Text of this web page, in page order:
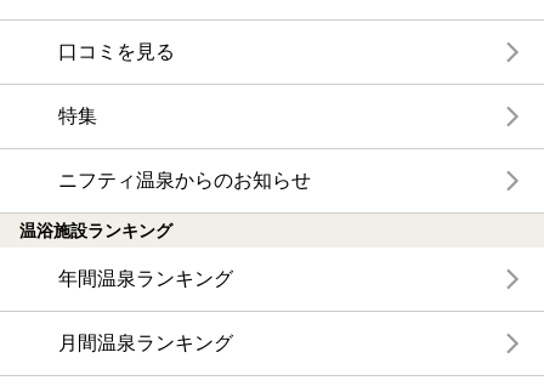
口コミを見る
特集
ニフティ温泉からのお知らせ
温浴施設ランキング
年間温泉ランキング
月間温泉ランキング